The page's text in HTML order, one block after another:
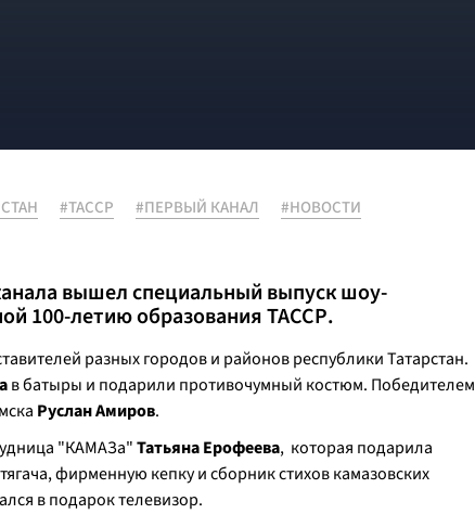
#ТАССР #ПЕРВЫЙ КАНАЛ #НОВОСТИ
вышел специальный выпуск шоу-
100-летию образования ТАССР.
разных городов и районов республики Татарстан.
в батыры и подарили противочумный костюм. Победителем
Руслан Амиров.
"КАМАЗа"Татьяна Ерофеева, которая подарила
фирменную кепку и сборник стихов камазовских
в подарок телевизор.